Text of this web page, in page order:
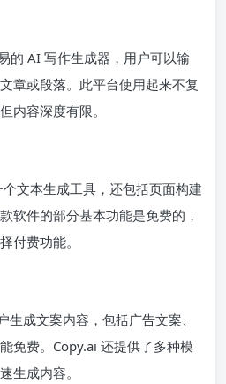
的 AI 写作生成器，用户可以输
章或段落。此平台使用起来不复
内容深度有限。
文本生成工具，还包括页面构建
软件的部分基本功能是免费的，
付费功能。
生成文案内容，包括广告文案、
免费。Copy.ai 还提供了多种模
生成内容。